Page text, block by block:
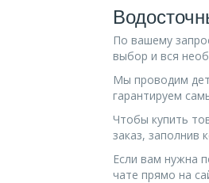
По вашему
выбор и вся
Мы проводим
гарантируем
Чтобы купить
заказ, заполнив
Если вам нужна
чате прямо на